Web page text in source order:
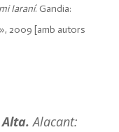
Iaraní. Gandia:
2009 [amb autors
Alacant: